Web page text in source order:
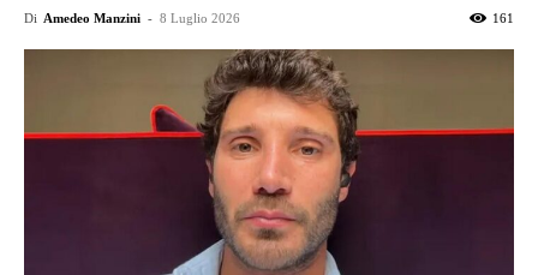
Di Amedeo Manzini - 8 Luglio 2026 161